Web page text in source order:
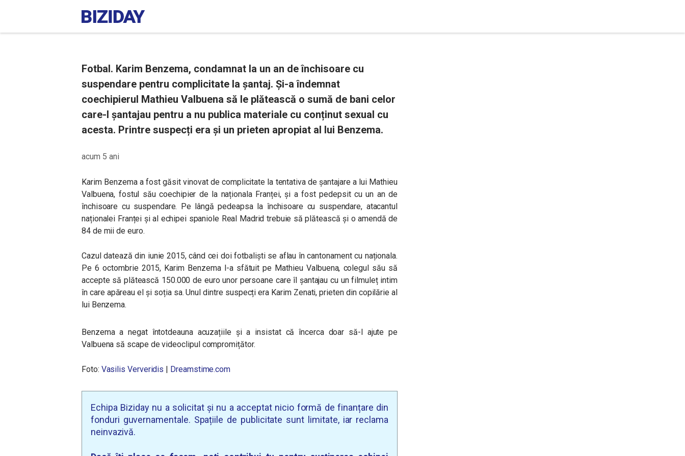
Fotbal. Karim Benzema, condamnat la un an de închisoare cu
suspendare pentru complicitate la șantaj. Și-a îndemnat
coechipierul Mathieu Valbuena să le plătească o sumă de bani celor
care-l șantajau pentru a nu publica materiale cu conținut sexual cu
acesta. Printre suspecți era și un prieten apropiat al lui Benzema.
acum 5 ani
Karim Benzema a fost găsit vinovat de complicitate la tentativa de șantajare a lui Mathieu
Valbuena, fostul său coechipier de la naționala Franței, și a fost pedepsit cu un an de
închisoare cu suspendare. Pe lângă pedeapsa la închisoare cu suspendare, atacantul
naționalei Franței și al echipei spaniole Real Madrid trebuie să plătească și o amendă de
84 de mii de euro.
Cazul datează din iunie 2015, când cei doi fotbaliști se aflau în cantonament cu naționala.
Pe 6 octombrie 2015, Karim Benzema l-a sfătuit pe Mathieu Valbuena, colegul său să
accepte să plătească 150.000 de euro unor persoane care îl șantajau cu un filmuleț intim
în care apăreau el și soția sa. Unul dintre suspecți era Karim Zenati, prieten din copilărie al
lui Benzema.
Benzema a negat întotdeauna acuzațiile și a insistat că încerca doar să-l ajute pe
Valbuena să scape de videoclipul compromițător.
Foto: Vasilis Ververidis | Dreamstime.com
Echipa Biziday nu a solicitat și nu a acceptat nicio formă de finanțare din
fonduri guvernamentale. Spațiile de publicitate sunt limitate, iar reclama
neinvazivă.